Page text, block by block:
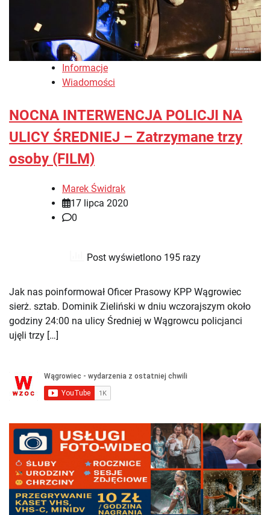
Informacje
Wiadomości
NOCNA INTERWENCJA POLICJI NA
ULICY ŚREDNIEJ – Zatrzymane trzy
osoby (FILM)
Marek Świdrak
17 lipca 2020
0
Post wyświetlono 195 razy
Jak nas poinformował Oficer Prasowy KPP Wągrowiec
sierż. sztab. Dominik Zieliński w dniu wczorajszym około
godziny 24:00 na ulicy Średniej w Wągrowcu policjanci
ujęli trzy […]